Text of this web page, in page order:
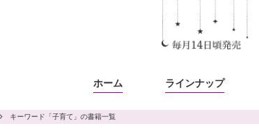
ホーム ラインナップ
キーワード「子育て」の書籍一覧